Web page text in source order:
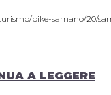
bike-sarnano/20/
A LEGGERE